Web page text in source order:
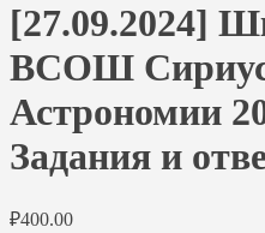
[27.09.2024]
ВСОШ
Астрономии
Задания и
₽400.00